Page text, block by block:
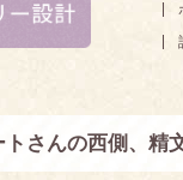
さんの西側、精